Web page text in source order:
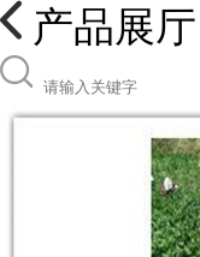
产品展厅